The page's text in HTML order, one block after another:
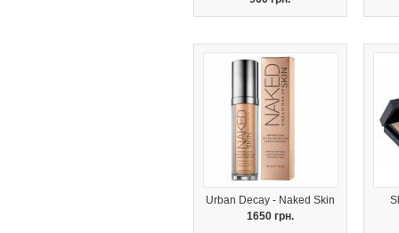
Urban Decay - Naked Skin
1650 грн.